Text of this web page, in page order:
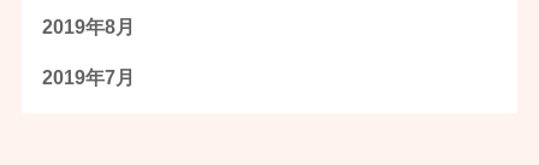
2019年8月
2019年7月